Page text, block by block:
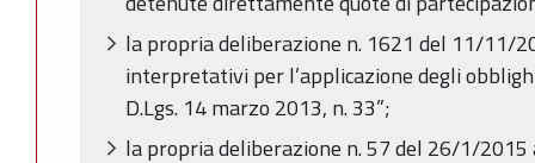
la propria deliberazione n. 1621 del 11/11/
interpretativi per l’applicazione degli
D.Lgs. 14 marzo 2013, n. 33”;
la propria deliberazione n. 57 del 26/1/